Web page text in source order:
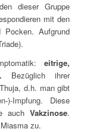
dieser Gruppe
mit den
Pocken. Aufgrund
eitrige,
Bezüglich ihrer
d.h. man gibt
Impfung. Diese
auchVakzinose.
zu.